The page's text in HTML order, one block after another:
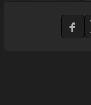
Изберете